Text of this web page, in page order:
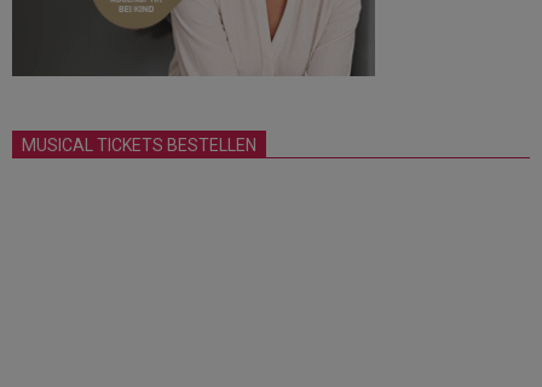
MUSICAL TICKETS BESTELLEN